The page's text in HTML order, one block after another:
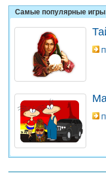
Самые популярные